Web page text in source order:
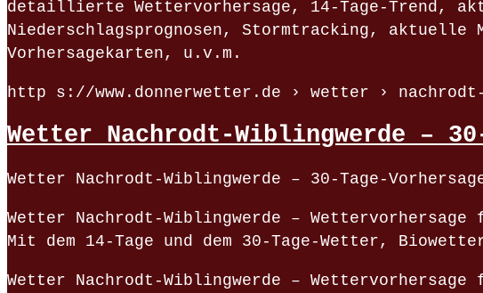
detaillierte Wettervorhersage, 14-Tage-Trend,
Niederschlagsprognosen, Stormtracking, aktuelle
Vorhersagekarten, u.v.m.
http s://www.donnerwetter.de › wetter ›
Wetter Nachrodt-Wiblingwerde –
Wetter Nachrodt-Wiblingwerde – 30-Tage-
Wetter Nachrodt-Wiblingwerde –
Mit dem 14-Tage und dem 30-Tage-Wetter,
Wetter Nachrodt-Wiblingwerde –